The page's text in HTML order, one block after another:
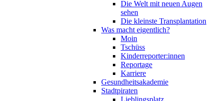
Die Welt mit neuen Augen
sehen
Die kleinste Transplantation
Was macht eigentlich?
Moin
Tschüss
Kinderreporter:innen
Reportage
Karriere
Gesundheitsakademie
Stadtpiraten
Lieblingsplatz